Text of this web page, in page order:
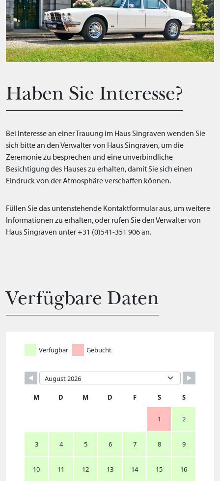
Haben Sie Interesse?
Bei Interesse an einer Trauung im Haus Singraven wenden Sie
sich bitte an den Verwalter von Haus Singraven, um die
Zeremonie zu besprechen und eine unverbindliche
Besichtigung des Hauses zu erhalten, damit Sie sich einen
Eindruck von der Atmosphäre verschaffen können.
Füllen Sie das untenstehende Kontaktformular aus, um weitere
Informationen zu erhalten, oder rufen Sie den Verwalter von
Haus Singraven unter +31 (0)541-351 906 an.
Verfügbare Daten
Verfügbar Gebucht
M D M D F S S
1 2
3 4 5 6 7 8 9
10 11 12 13 14 15 16